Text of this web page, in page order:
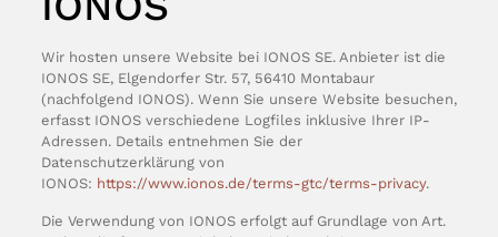
Wir hosten unsere Website bei IONOS SE. Anbieter ist die
IONOS SE, Elgendorfer Str. 57, 56410 Montabaur
(nachfolgend IONOS). Wenn Sie unsere Website besuchen,
erfasst IONOS verschiedene Logfiles inklusive Ihrer IP-
Adressen. Details entnehmen Sie der
Datenschutzerklärung von
IONOS: https://www.ionos.de/terms-gtc/terms-privacy.
Die Verwendung von IONOS erfolgt auf Grundlage von Art.